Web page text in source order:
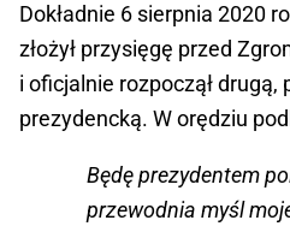
Dokładnie 6 sierpnia 2020
złożył przysięgę przed
i oficjalnie rozpoczął
prezydencką. W orędziu
Będę prezydentem
przewodnia myśl